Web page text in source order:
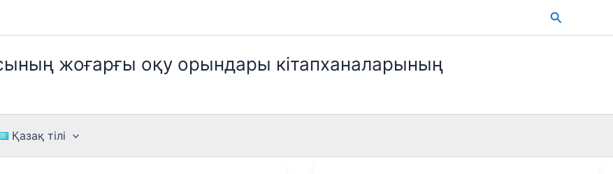
Search
жоғарғы оқу орындары кітапханаларының
Қазақ тілі